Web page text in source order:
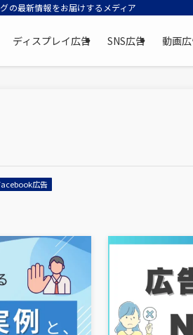
の最新情報をお届けするメディア
ディスプレイ広告 SNS広告 動画
広告